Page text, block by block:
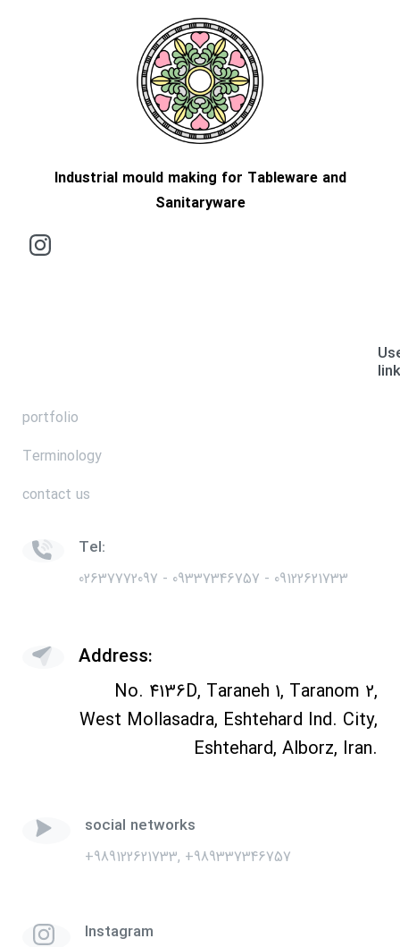
Industrial mould making for Tableware and
Sanitaryware
portfolio
Terminology
contact us
Tel:
02637772097 - 09337346757 - 09122621733
Address:
No. 4136D, Taraneh 1, Taranom 2,
West Mollasadra, Eshtehard Ind. City,
Eshtehard, Alborz, Iran.
social networks
+989122621733, +989337346757
Instagram